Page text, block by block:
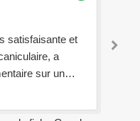
sur le net
laissé un
et j’ai eu
qui est rare de
rencontrés et